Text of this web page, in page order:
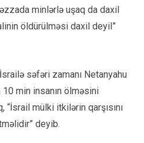
minlərlə uşaq da daxil
öldürülməsi daxil deyil”
səfəri zamanı Netanyahu
min insanın ölməsini
mülki itkilərin qarşısını
deyib.